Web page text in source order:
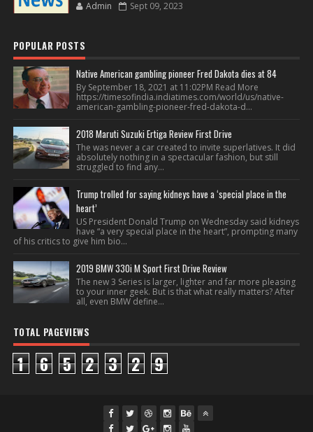
Admin Sept 09, 2023
POPULAR POSTS
Native American gambling pioneer Fred Dakota dies at 84
By September 18, 2021 at 11:02PM Read More
https://timesofindia.indiatimes.com/world/us/native-
american-gambling-pioneer-fred-dakota-d...
2018 Maruti Suzuki Ertiga Review First Drive
The was never a car created to invite superlatives. It did
absolutely nothing in a spectacular fashion, but still
struggled to find any...
Trump trolled for saying kidneys have a ‘special place in the
heart’
US President Donald Trump on Wednesday said kidneys
have “a very special place in the heart”, prompting many
of his critics to give him bio...
2019 BMW 330i M Sport First Drive Review
The new 3 Series is larger, lighter and far more pleasing
to your inner geek. But is that what really matters? After
all, even BMW define...
TOTAL PAGEVIEWS
1 6 5 2 3 2 9